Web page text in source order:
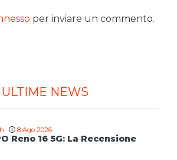
per inviare un commento.
ULTIME NEWS
8 Ago 2026
Reno 16 5G: La Recensione